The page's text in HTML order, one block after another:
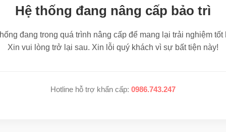
Hệ thống đang nâng cấp bảo trì
đang trong quá trình nâng cấp để mang lại trải nghiệm tốt
Xin vui lòng trở lại sau. Xin lỗi quý khách vì sự bất tiện này!
Hotline hỗ trợ khẩn cấp: 0986.743.247